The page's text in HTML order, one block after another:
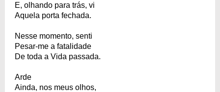
E, olhando para trás, vi
Aquela porta fechada.
Nesse momento, senti
Pesar-me a fatalidade
De toda a Vida passada.
Arde
Ainda, nos meus olhos,